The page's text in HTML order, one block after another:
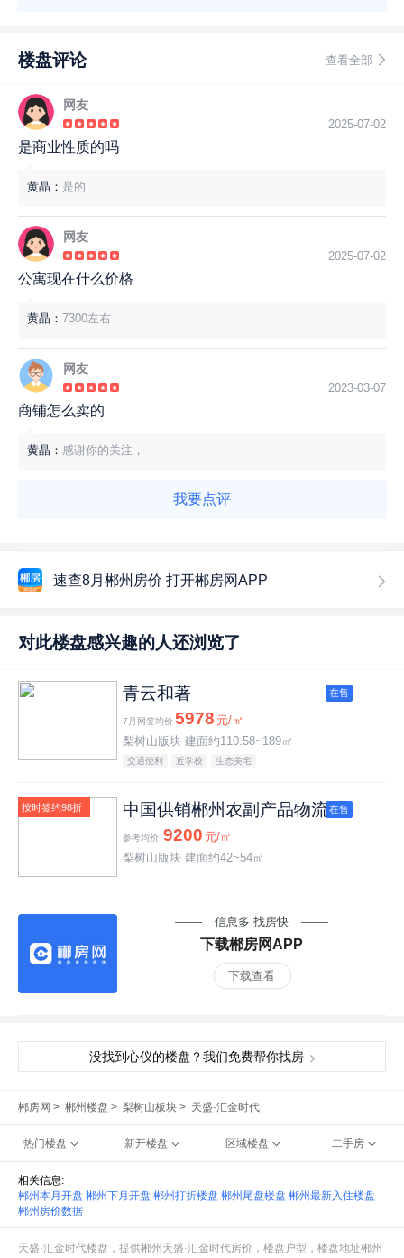
楼盘评论 查看全部
网友
2025-07-02
是商业性质的吗
黄晶： 是的
网友
2025-07-02
公寓现在什么价格
黄晶： 7300左右
网友
2023-03-07
商铺怎么卖的
黄晶： 感谢你的关注，
我要点评
速查8月郴州房价 打开郴房网APP
对此楼盘感兴趣的人还浏览了
青云和著 在售
7月网签均价5978 元/㎡
梨树山版块 建面约110.58~189㎡
交通便利 近学校 生态美宅
按时签约98折 中国供销郴州农副产品物流园
在售
参考均价 9200 元/㎡
梨树山版块 建面约42~54㎡
信息多 找房快
下载郴房网APP
下载查看
没找到心仪的楼盘？我们免费帮你找房
郴房网 > 郴州楼盘 > 梨树山板块 > 天盛·汇金时代
热门楼盘 新开楼盘 区域楼盘 二手房
相关信息:
郴州本月开盘 郴州下月开盘 郴州打折楼盘 郴州尾盘楼盘 郴州最新入住楼盘
郴州房价数据
天盛·汇金时代楼盘，提供郴州天盛·汇金时代房价，楼盘户型，楼盘地址郴州